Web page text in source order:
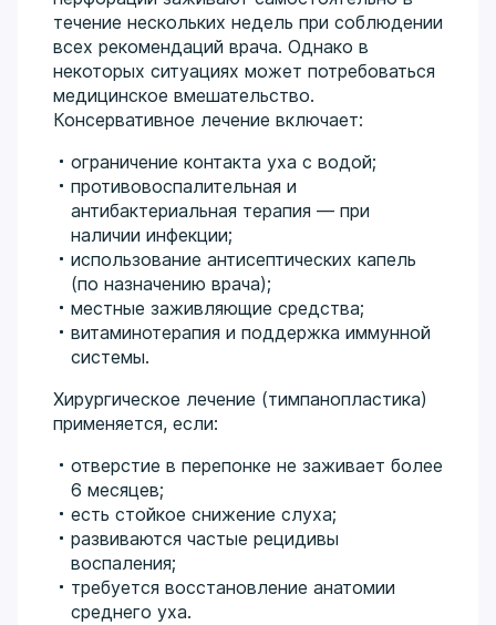
течение нескольких недель при соблюдении
всех рекомендаций врача. Однако в
некоторых ситуациях может потребоваться
медицинское вмешательство.
Консервативное лечение включает:
ограничение контакта уха с водой;
противовоспалительная и
антибактериальная терапия — при
наличии инфекции;
использование антисептических капель
(по назначению врача);
местные заживляющие средства;
витаминотерапия и поддержка иммунной
системы.
Хирургическое лечение (тимпанопластика)
применяется, если:
отверстие в перепонке не заживает более
6 месяцев;
есть стойкое снижение слуха;
развиваются частые рецидивы
воспаления;
требуется восстановление анатомии
среднего уха.